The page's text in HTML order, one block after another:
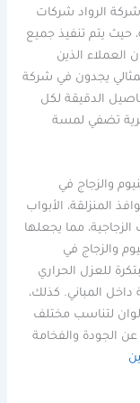
شركة الرواد شركات
حيث يتم تنفيذ جميع
العملاء الذين
يجدون في شركة
الدقيقة لكل
تضفي لمسة
والزجاج في
المنزلقة، الأبواب
الزجاجية، مما يجعلها
والزجاج في
للعزل الحراري
المباني. كذلك،
لتناسب مختلف
عن الجودة والفخامة